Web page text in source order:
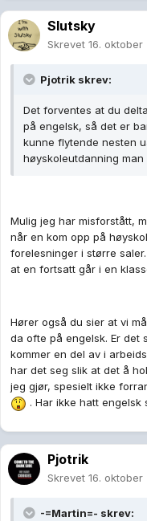
Slutsky
Skrevet 16. oktober
Pjotrik skrev:
Det forventes at du
på engelsk, så det er
kunne flytende nesten
høyskoleutdanning man
Mulig jeg har misforstått,
når en kom opp på
forelesninger i større
at en fortsatt går i en
Hører også du sier at vi
da ofte på engelsk. Er det
kommer en del av i
har det seg slik at det å
jeg gjør, spesielt ikke
. Har ikke hatt engelsk
Pjotrik
Skrevet 16. oktober
-=Martin=- skrev: